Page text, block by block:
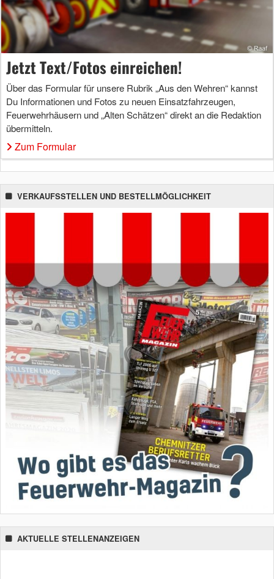
Jetzt Text/Fotos einreichen!
Über das Formular für unsere Rubrik „Aus den Wehren“ kannst
Du Informationen und Fotos zu neuen Einsatzfahrzeugen,
Feuerwehrhäusern und „Alten Schätzen“ direkt an die Redaktion
übermitteln.
Zum Formular
VERKAUFSSTELLEN UND BESTELLMÖGLICHKEIT
AKTUELLE STELLENANZEIGEN